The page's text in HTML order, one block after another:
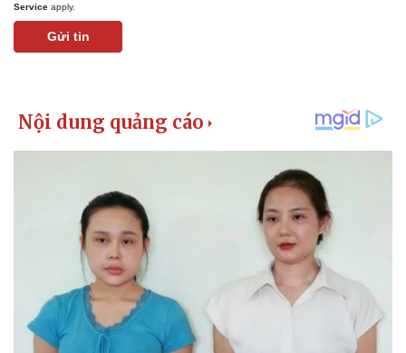
Service apply.
Gửi tin